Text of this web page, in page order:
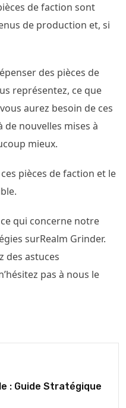
de faction sont
de production et, si
des pièces de
représentez, ce que
aurez besoin de ces
nouvelles mises à
mieux.
pièces de faction et le
qui concerne notre
surRealm Grinder.
des astuces
pas à nous le
: Guide Stratégique